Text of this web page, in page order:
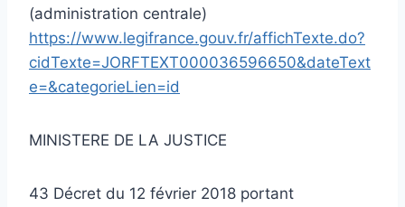
(administration centrale)
https://www.legifrance.gouv.fr/affichTexte.do?
cidTexte=JORFTEXT000036596650&dateText
e=&categorieLien=id
MINISTERE DE LA JUSTICE
43 Décret du 12 février 2018 portant